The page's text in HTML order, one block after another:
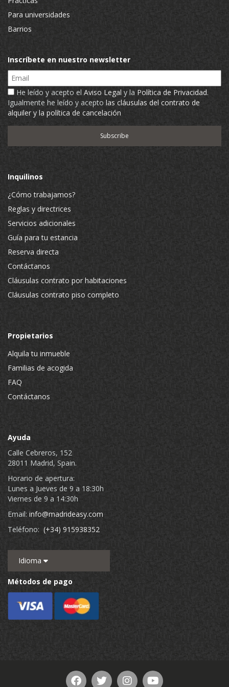
Para universidades
Barrios
Inscríbete en nuestro newsletter
Email
He leído y acepto el Aviso Legal y la Política de Privacidad.
Igualmente he leído y acepto las cláusulas del contrato de
alquiler y la política de cancelación
Inquilinos
¿Cómo trabajamos?
Reglas y directrices
Servicios adicionales
Guía para tu estancia
Reserva directa
Contáctanos
Cláusulas contrato por habitaciones
Cláusulas contrato piso completo
Propietarios
Alquila tu inmueble
Familias de acogida
FAQ
Contáctanos
Ayuda
Calle Cebreros, 152
28011 Madrid, Spain.
Horario de apertura:
Lunes a Jueves de 9 a 18:30h
Viernes de 9 a 14:30h
Email: info@madrideasy.com
Teléfono: (+34) 915938352
Idioma
Métodos de pago